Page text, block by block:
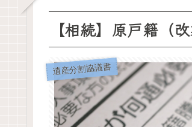
【相続】原戸籍（
遺産分割協議書